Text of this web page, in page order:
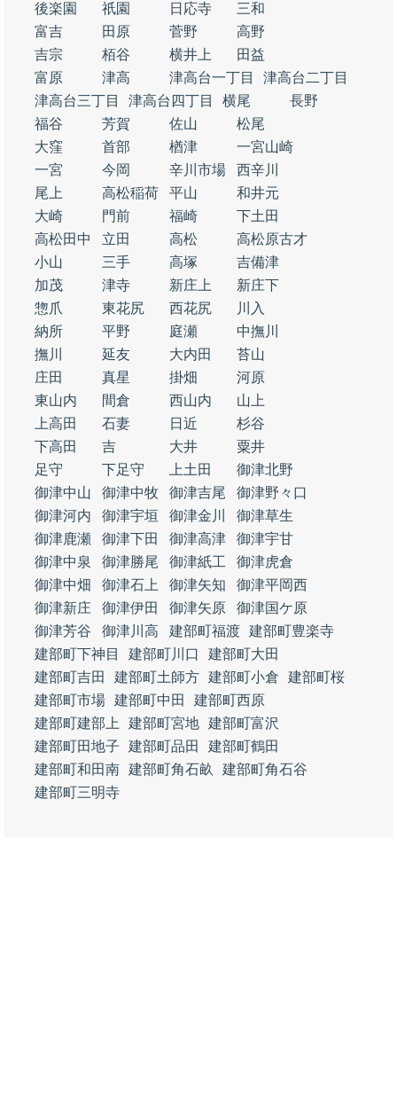
後楽園
祇園 日応寺
三和
富吉
田原 菅野
高野
吉宗
栢谷 横井上
田益
富原
津高 津高台一丁目
津高台二丁目
津高台三丁目
津高台四丁目 横尾
長野
福谷
芳賀 佐山
松尾
大窪
首部 楢津
一宮山崎
一宮
今岡 辛川市場
西辛川
尾上
高松稲荷 平山
和井元
大崎
門前 福崎
下土田
高松田中
立田 高松
高松原古才
小山
三手 高塚
吉備津
加茂
津寺 新庄上
新庄下
惣爪
東花尻 西花尻
川入
納所
平野 庭瀬
中撫川
撫川
延友 大内田
苔山
庄田
真星 掛畑
河原
東山内
間倉 西山内
山上
上高田
石妻 日近
杉谷
下高田
吉 大井
粟井
足守
下足守 上土田
御津北野
御津中山
御津中牧 御津吉尾
御津野々口
御津河内
御津宇垣 御津金川
御津草生
御津鹿瀬
御津下田 御津高津
御津宇甘
御津中泉
御津勝尾 御津紙工
御津虎倉
御津中畑
御津石上 御津矢知
御津平岡西
御津新庄
御津伊田 御津矢原
御津国ケ原
御津芳谷
御津川高 建部町福渡 建部町豊楽寺
建部町下神目
建部町川口
建部町大田
建部町吉田
建部町土師方 建部町小倉
建部町桜
建部町市場 建部町中田
建部町西原
建部町建部上
建部町宮地 建部町富沢
建部町田地子
建部町品田
建部町鶴田
建部町和田南 建部町角石畝
建部町角石谷
建部町三明寺